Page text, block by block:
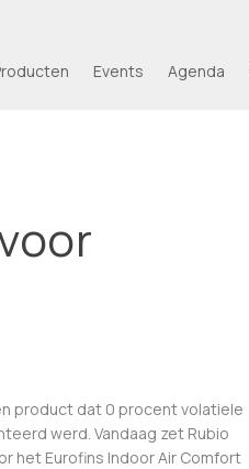
Events Agenda
product dat 0 procent volatiele
werd. Vandaag zet Rubio
het Eurofins Indoor Air Comfort